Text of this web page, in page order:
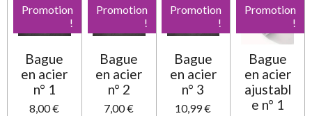
Promotion
!
Bague
en acier
n° 1
8,00 €
Promotion
!
Bague
en acier
n° 2
7,00 €
Promotion
!
Bague
en acier
n° 3
10,99 €
Promotion
!
Bague
en acier
ajustabl
e n° 1